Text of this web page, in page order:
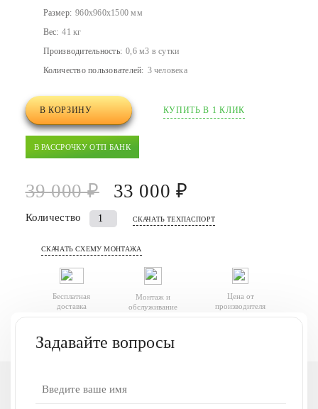
Размер: 960x960x1500 мм
Вес: 41 кг
Производительность: 0,6 м3 в сутки
Количество пользователей: 3 человека
В КОРЗИНУ КУПИТЬ В 1 КЛИК
В РАССРОЧКУ ОТП БАНК
39 000 ₽ 33 000 ₽
Количество Количество
Септик
(автономная
канализация)
БИО
СКАЧАТЬ ТЕХПАСПОРТ
СКАЧАТЬ СХЕМУ МОНТАЖА
Бесплатная
доставка
Монтаж и
обслуживание
Цена от
производителя
У вас есть вопросы
Задавайте вопросы